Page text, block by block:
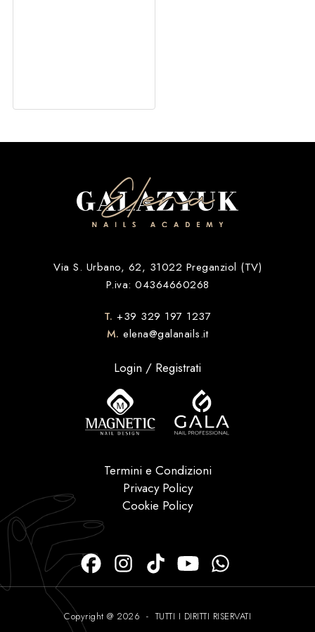
Via S. Urbano, 62, 31022 Preganziol (TV)
P.iva: 04364660268
T. +39 329 197 1237
M. elena@galanails.it
Login / Registrati
Termini e Condizioni
Privacy Policy
Cookie Policy
Copyright @ 2026 - TUTTI I DIRITTI RISERVATI